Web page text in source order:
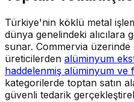
Türkiye'nin köklü metal
dünya genelindeki alıcılara
sunar. Commervia
üreticilerden alüminyum
haddelenmiş alüminyum
kategorilerde toptan satın
güvenli tedarik